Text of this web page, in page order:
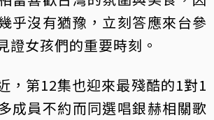
乎沒有猶豫，立刻答應來台參
證女孩們的重要時刻。
，第12集也迎來最殘酷的1對1
成員不約而同選唱銀赫相關歌